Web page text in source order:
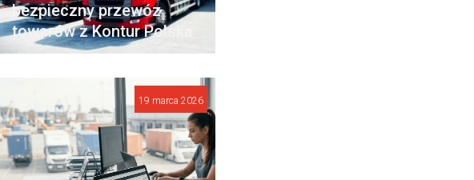
bezpieczny przewóz
towarów z Kontur Polska
19 marca 2026